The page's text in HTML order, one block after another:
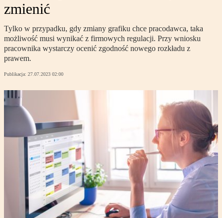
zmienić
Tylko w przypadku, gdy zmiany grafiku chce pracodawca, taka
możliwość musi wynikać z firmowych regulacji. Przy wniosku
pracownika wystarczy ocenić zgodność nowego rozkładu z
prawem.
Publikacja: 27.07.2023 02:00